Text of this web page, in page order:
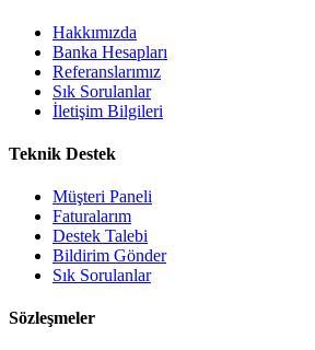
Hakkımızda
Banka Hesapları
Referanslarımız
Sık Sorulanlar
İletişim Bilgileri
Teknik Destek
Müşteri Paneli
Faturalarım
Destek Talebi
Bildirim Gönder
Sık Sorulanlar
Sözleşmeler